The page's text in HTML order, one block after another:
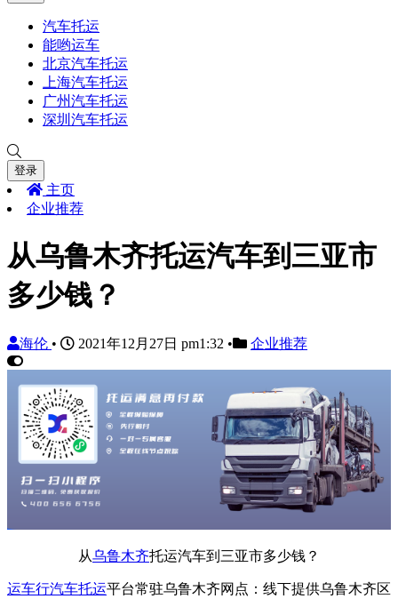
汽车托运
能哟运车
北京汽车托运
上海汽车托运
广州汽车托运
深圳汽车托运
登录
主页
企业推荐
从乌鲁木齐托运汽车到三亚市
多少钱？
海伦 • 2021年12月27日 pm1:32 • 企业推荐
从乌鲁木齐托运汽车到三亚市多少钱？
运车行汽车托运平台常驻乌鲁木齐网点：线下提供乌鲁木齐区